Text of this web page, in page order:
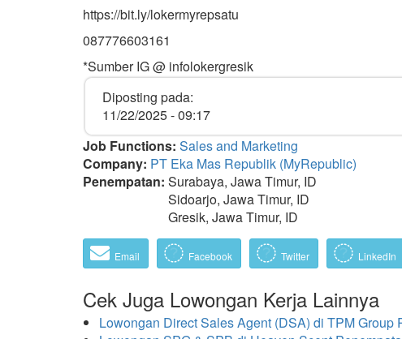
https://bit.ly/lokermyrepsatu
087776603161
*Sumber IG @ infolokergresik
Diposting pada:
11/22/2025 - 09:17
Job Functions: Sales and Marketing
Company: PT Eka Mas Republik (MyRepublic)
Penempatan: Surabaya, Jawa Timur, ID
Sidoarjo, Jawa Timur, ID
Gresik, Jawa Timur, ID
Email Facebook Twitter LinkedIn
Cek Juga Lowongan Kerja Lainnya
Lowongan Direct Sales Agent (DSA) di TPM Group